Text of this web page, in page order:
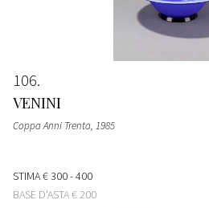
106
VENINI
Coppa Anni Trenta, 1985
STIMA€ 300 - 400
BASE D'ASTA€ 200